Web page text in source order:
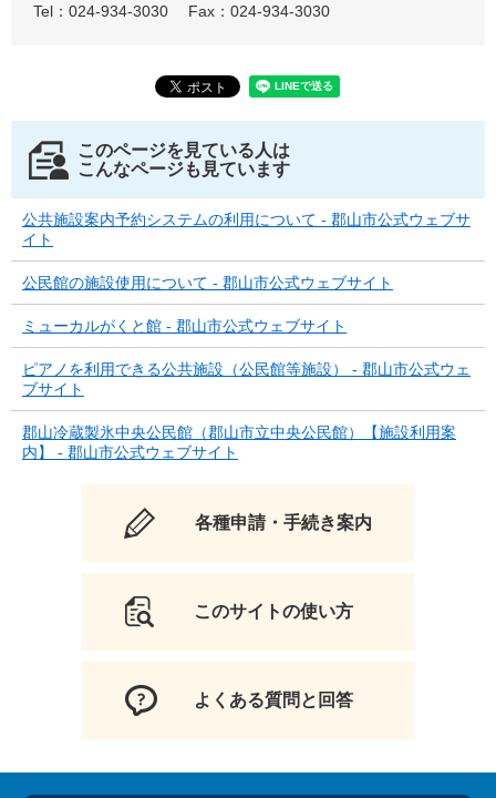
Tel：024-934-3030
Fax：024-934-3030
このページを見ている人は
こんなページも見ています
公共施設案内予約システムの利用について - 郡山市公式ウェブサ
イト
公民館の施設使用について - 郡山市公式ウェブサイト
ミューカルがくと館 - 郡山市公式ウェブサイト
ピアノを利用できる公共施設（公民館等施設） - 郡山市公式ウェ
ブサイト
郡山冷蔵製氷中央公民館（郡山市立中央公民館）【施設利用案
内】 - 郡山市公式ウェブサイト
各種申請・手続き案内
このサイトの使い方
よくある質問と回答